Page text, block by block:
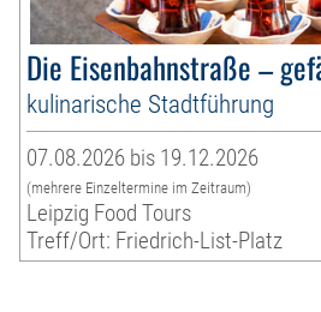
Die Eisenbahnstraße –
kulinarische Stadtführung
07.08.2026 bis 19.12.2026
(mehrere Einzeltermine im Zeitraum)
Leipzig Food Tours
Treff/Ort: Friedrich-List-Platz